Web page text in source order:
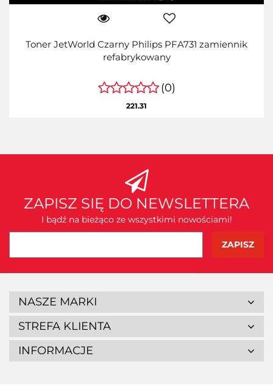
Toner JetWorld Czarny Philips PFA731 zamiennik
refabrykowany
(0)
221.31
ZAPISZ SIĘ DO NEWSLETTERA
I bądź na bieżąco ze wszystkimi nowościami!
NASZE MARKI
STREFA KLIENTA
INFORMACJE